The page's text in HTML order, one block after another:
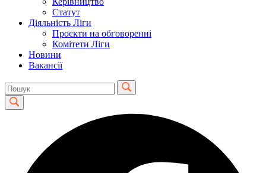
Статут
Діяльність Ліги
Проєкти на обговоренні
Комітети Ліги
Новини
Вакансії